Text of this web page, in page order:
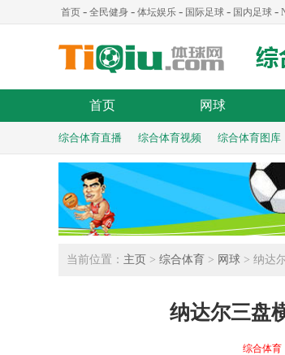
首页 - 全民健身 - 体坛娱乐 - 国际足球 - 国内足球 -
首页 网球
综合体育直播 综合体育视频 综合体育图库
当前位置： 主页 > 综合体育 > 网球 > 纳达
纳达尔三盘
综合体育